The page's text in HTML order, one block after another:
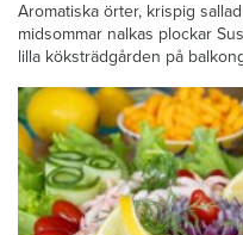
Aromatiska örter, krispig
midsommar nalkas plockar
lilla köksträdgården på